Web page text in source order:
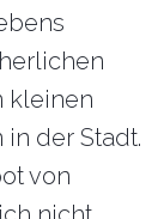
kleinen
der Stadt.
von